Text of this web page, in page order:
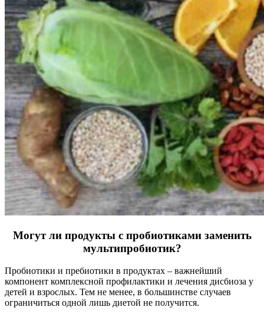
Могут ли продукты с пробиотиками заменить
мультипробиотик?
Пробиотики и пребиотики в продуктах – важнейший
компонент комплексной профилактики и лечения дисбиоза у
детей и взрослых. Тем не менее, в большинстве случаев
ограничиться одной лишь диетой не получится.